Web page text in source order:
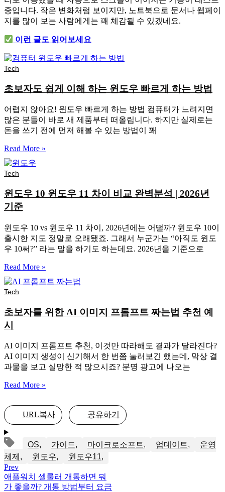
중입니다. 작은 변화처럼 보이지만, 노트북으로 문서나 웹페이
지를 많이 보는 사람에게는 꽤 체감될 수 있겠네요.
이런 글도 읽어보세요
Tech
초보자도 쉽게 이해 하는 윈도우 빠르게 하는 방법
어렵지 않아요! 윈도우 빠르게 하는 방법 컴퓨터가 느려지면
많은 분들이 바로 새 제품부터 떠올립니다. 하지만 실제로는
돈을 쓰기 전에 먼저 해볼 수 있는 방법이 꽤
Read More »
Tech
윈도우 10 윈도우 11 차이 비교 완벽분석 | 2026년
기준
윈도우 10 vs 윈도우 11 차이, 2026년에는 어떨까? 윈도우 10이
출시한 지도 정말로 오래됐죠. 그래서 누군가는 “아직도 윈도
우 10써?” 라는 말을 하기도 하는데요. 2026년을 기준으로
Read More »
Tech
초보자를 위한 AI 이미지 프롬프트 짜는법 추천 예
시
AI 이미지 프롬프트 추천, 이것만 따라해도 결과가 달라진다?
AI 이미지 생성이 신기해서 한 번쯤 눌러보긴 했는데, 막상 결
과물을 보고 실망한 적 많으시죠? 분명 광고에 나오는
Read More »
URL복사 공유하기
OS 가이드 마이크로소프트 업데이트
운영
체제
윈도우
윈도우11
Prev
애플워치 셀룰러 개통하면 뭐
가 좋을까? 개통 방법부터 요금